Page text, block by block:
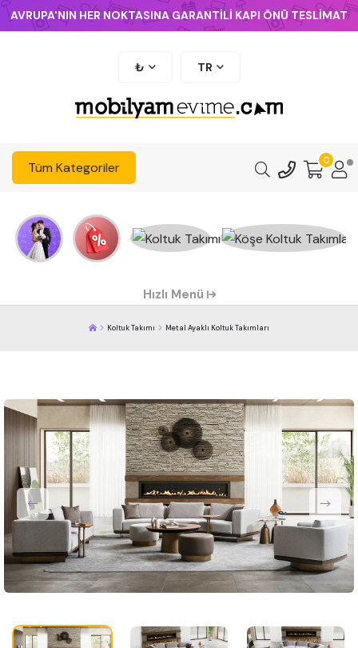
AVRUPA'NIN HER NOKTASINA GARANTİLİ KAPI ÖNÜ TESLİMAT
₺ TR
Tüm Kategoriler 0
Hızlı Menü
Koltuk Takımı Metal Ayaklı Koltuk Takımları